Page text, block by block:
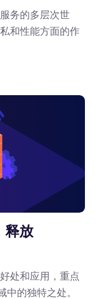
务的多层次世
和性能方面的作
释放
处和应用，重点
中的独特之处。